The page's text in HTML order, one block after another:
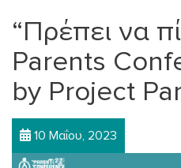
“Πρέπει να
Parents
by Project
10 Μαΐου, 2023